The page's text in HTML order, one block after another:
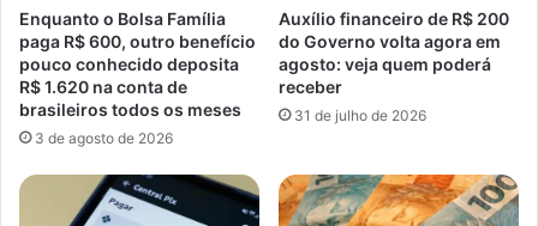
Enquanto o Bolsa Família
paga R$ 600, outro benefício
pouco conhecido deposita
R$ 1.620 na conta de
brasileiros todos os meses
3 de agosto de 2026
Auxílio financeiro de R$ 200
do Governo volta agora em
agosto: veja quem poderá
receber
31 de julho de 2026